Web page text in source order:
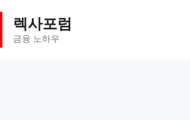
렉사포럼
금융 노하우